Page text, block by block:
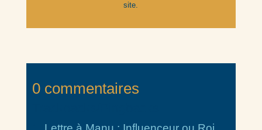
site.
0 commentaires